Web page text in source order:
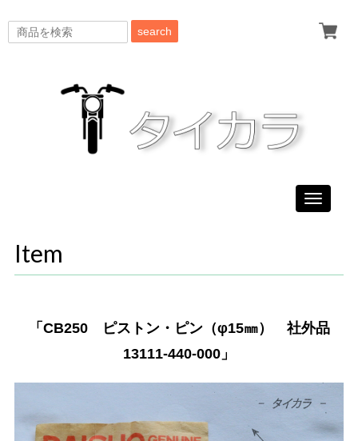
search
Toggle
Item
「CB250 ピストン・ピン（φ15㎜） 社外品
13111-440-000」